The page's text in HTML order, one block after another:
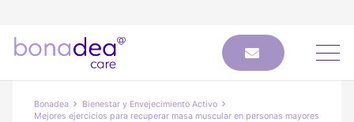
Bonadea
Bienestar y Envejecimiento Activo
Mejores ejercicios para recuperar masa muscular en personas mayores